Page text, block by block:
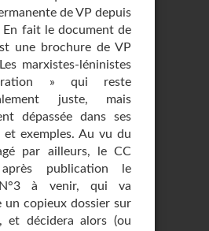
de VP depuis
En fait le document de
une brochure de VP
marxistes-léninistes
» qui reste
juste, mais
dépassée dans ses
exemples. Au vu du
par ailleurs, le CC
après publication le
N°3 à venir, qui va
un copieux dossier sur
et décidera alors (ou